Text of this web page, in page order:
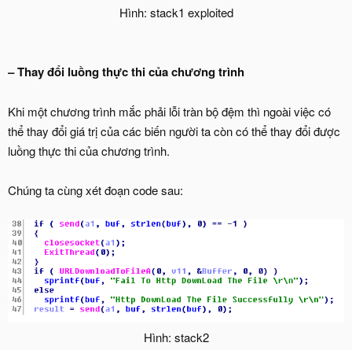
Hình: stack1 exploited​
– Thay đổi luồng thực thi của chương trình
Khi một chương trình mắc phải lỗi tràn bộ đệm thì ngoài việc có
thể thay đổi giá trị của các biến người ta còn có thể thay đổi được
luồng thực thi của chương trình.
Chúng ta cùng xét đoạn code sau:
Hình: stack2​